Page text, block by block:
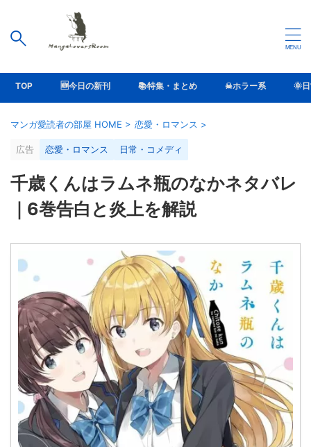
TOP 🆕今日の新刊 📚特集・まとめ ☠ホラー系 🌞
マンガ愛読者の部屋 HOME > 恋愛・ロマンス >
広告 恋愛・ロマンス 日常・コメディ
千歳くんはラムネ瓶のなかネタバレ
｜6巻告白と炎上を解説